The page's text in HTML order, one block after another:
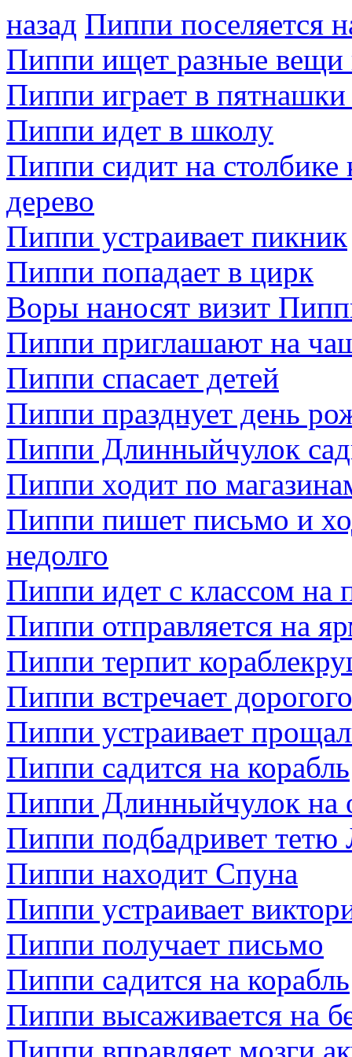
назад Пиппи поселяется
Пиппи ищет разные вещи
Пиппи играет в
Пиппи идет в школу
Пиппи сидит на столбике
дерево
Пиппи устраивает пикник
Пиппи попадает в цирк
Воры наносят визит
Пиппи приглашают на
Пиппи спасает детей
Пиппи празднует день
Пиппи Длинныйчулок
Пиппи ходит по
Пиппи пишет письмо и
недолго
Пиппи идет с классом на
Пиппи отправляется на
Пиппи терпит
Пиппи встречает
Пиппи устраивает
Пиппи садится на корабль
Пиппи Длинныйчулок на
Пиппи подбадривет тетю
Пиппи находит Спуна
Пиппи устраивает
Пиппи получает письмо
Пиппи садится на корабль
Пиппи высаживается на